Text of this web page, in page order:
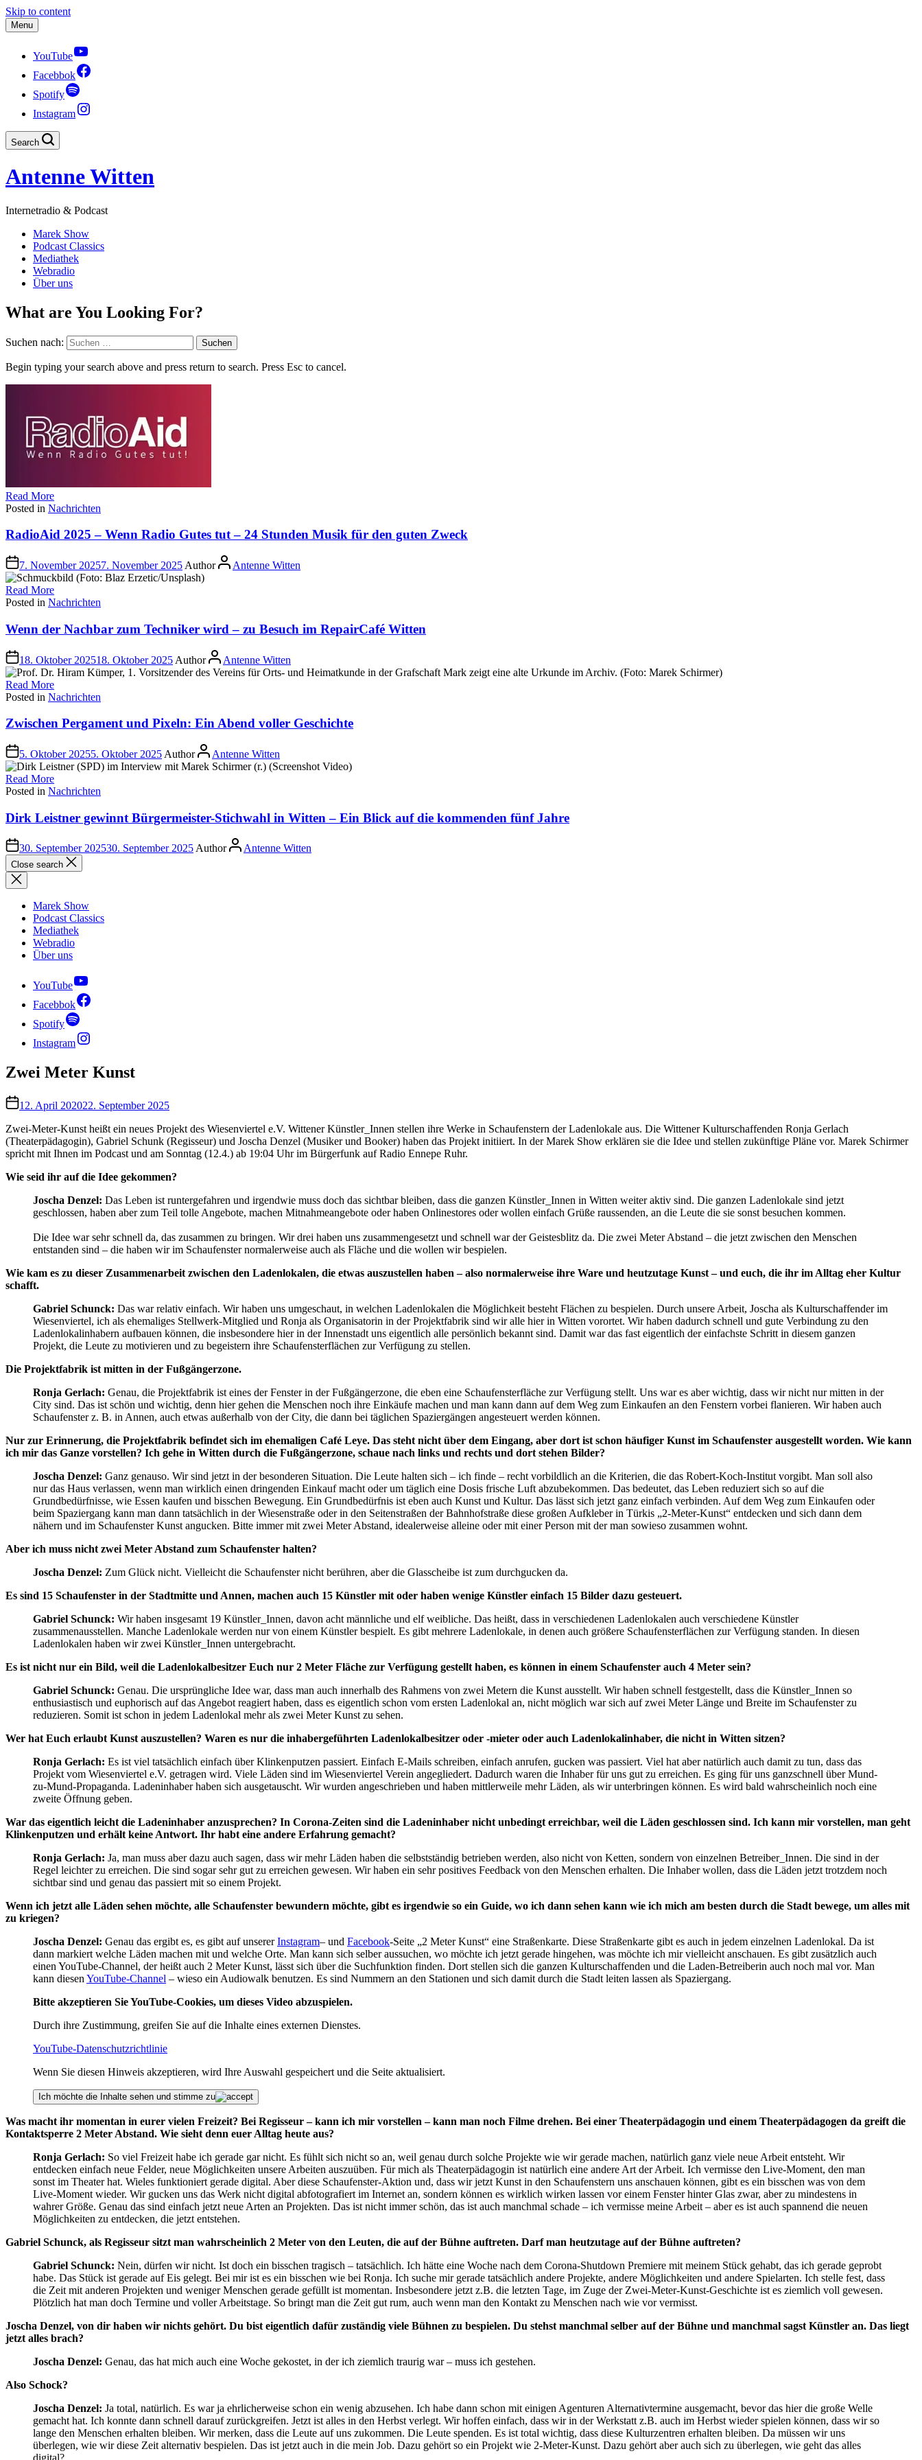
Skip to content
Menu
YouTube
Facebbok
Spotify
Instagram
Search
Antenne Witten
Internetradio & Podcast
Marek Show
Podcast Classics
Mediathek
Webradio
Über uns
What are You Looking For?
Suchen nach:
Begin typing your search above and press return to search. Press Esc to cancel.
Read More
Posted in Nachrichten
RadioAid 2025 – Wenn Radio Gutes tut – 24 Stunden Musik für den guten Zweck
7. November 20257. November 2025 Author Antenne Witten
Read More
Posted in Nachrichten
Wenn der Nachbar zum Techniker wird – zu Besuch im RepairCafé Witten
18. Oktober 202518. Oktober 2025 Author Antenne Witten
Read More
Posted in Nachrichten
Zwischen Pergament und Pixeln: Ein Abend voller Geschichte
5. Oktober 20255. Oktober 2025 Author Antenne Witten
Read More
Posted in Nachrichten
Dirk Leistner gewinnt Bürgermeister-Stichwahl in Witten – Ein Blick auf die kommenden fünf Jahre
30. September 202530. September 2025Author Antenne Witten
Close search
Marek Show
Podcast Classics
Mediathek
Webradio
Über uns
YouTube
Facebbok
Spotify
Instagram
Zwei Meter Kunst
12. April 202022. September 2025
Zwei-Meter-Kunst heißt ein neues Projekt des Wiesenviertel e.V. Wittener Künstler_Innen stellen ihre Werke in Schaufenstern der Ladenlokale aus. Die Wittener Kulturschaffenden Ronja Gerlach
(Theaterpädagogin), Gabriel Schunk (Regisseur) und Joscha Denzel (Musiker und Booker) haben das Projekt initiiert. In der Marek Show erklären sie die Idee und stellen zukünftige Pläne vor. Marek Schirmer
spricht mit Ihnen im Podcast und am Sonntag (12.4.) ab 19:04 Uhr im Bürgerfunk auf Radio Ennepe Ruhr.
Wie seid ihr auf die Idee gekommen?
Joscha Denzel: Das Leben ist runtergefahren und irgendwie muss doch das sichtbar bleiben, dass die ganzen Künstler_Innen in Witten weiter aktiv sind. Die ganzen Ladenlokale sind jetzt
geschlossen, haben aber zum Teil tolle Angebote, machen Mitnahmeangebote oder haben Onlinestores oder wollen einfach Grüße raussenden, an die Leute die sie sonst besuchen kommen.
Die Idee war sehr schnell da, das zusammen zu bringen. Wir drei haben uns zusammengesetzt und schnell war der Geistesblitz da. Die zwei Meter Abstand – die jetzt zwischen den Menschen
entstanden sind – die haben wir im Schaufenster normalerweise auch als Fläche und die wollen wir bespielen.
Wie kam es zu dieser Zusammenarbeit zwischen den Ladenlokalen, die etwas auszustellen haben – also normalerweise ihre Ware und heutzutage Kunst – und euch, die ihr im Alltag eher Kultur
schafft.
Gabriel Schunck: Das war relativ einfach. Wir haben uns umgeschaut, in welchen Ladenlokalen die Möglichkeit besteht Flächen zu bespielen. Durch unsere Arbeit, Joscha als Kulturschaffender im
Wiesenviertel, ich als ehemaliges Stellwerk-Mitglied und Ronja als Organisatorin in der Projektfabrik sind wir alle hier in Witten vorortet. Wir haben dadurch schnell und gute Verbindung zu den
Ladenlokalinhabern aufbauen können, die insbesondere hier in der Innenstadt uns eigentlich alle persönlich bekannt sind. Damit war das fast eigentlich der einfachste Schritt in diesem ganzen
Projekt, die Leute zu motivieren und zu begeistern ihre Schaufensterflächen zur Verfügung zu stellen.
Die Projektfabrik ist mitten in der Fußgängerzone.
Ronja Gerlach: Genau, die Projektfabrik ist eines der Fenster in der Fußgängerzone, die eben eine Schaufensterfläche zur Verfügung stellt. Uns war es aber wichtig, dass wir nicht nur mitten in der
City sind. Das ist schön und wichtig, denn hier gehen die Menschen noch ihre Einkäufe machen und man kann dann auf dem Weg zum Einkaufen an den Fenstern vorbei flanieren. Wir haben auch
Schaufenster z. B. in Annen, auch etwas außerhalb von der City, die dann bei täglichen Spaziergängen angesteuert werden können.
Nur zur Erinnerung, die Projektfabrik befindet sich im ehemaligen Café Leye. Das steht nicht über dem Eingang, aber dort ist schon häufiger Kunst im Schaufenster ausgestellt worden. Wie kann
ich mir das Ganze vorstellen? Ich gehe in Witten durch die Fußgängerzone, schaue nach links und rechts und dort stehen Bilder?
Joscha Denzel: Ganz genauso. Wir sind jetzt in der besonderen Situation. Die Leute halten sich – ich finde – recht vorbildlich an die Kriterien, die das Robert-Koch-Institut vorgibt. Man soll also
nur das Haus verlassen, wenn man wirklich einen dringenden Einkauf macht oder um täglich eine Dosis frische Luft abzubekommen. Das bedeutet, das Leben reduziert sich so auf die
Grundbedürfnisse, wie Essen kaufen und bisschen Bewegung. Ein Grundbedürfnis ist eben auch Kunst und Kultur. Das lässt sich jetzt ganz einfach verbinden. Auf dem Weg zum Einkaufen oder
beim Spaziergang kann man dann tatsächlich in der Wiesenstraße oder in den Seitenstraßen der Bahnhofstraße diese großen Aufkleber in Türkis „2-Meter-Kunst“ entdecken und sich dann dem
nähern und im Schaufenster Kunst angucken. Bitte immer mit zwei Meter Abstand, idealerweise alleine oder mit einer Person mit der man sowieso zusammen wohnt.
Aber ich muss nicht zwei Meter Abstand zum Schaufenster halten?
Joscha Denzel: Zum Glück nicht. Vielleicht die Schaufenster nicht berühren, aber die Glasscheibe ist zum durchgucken da.
Es sind 15 Schaufenster in der Stadtmitte und Annen, machen auch 15 Künstler mit oder haben wenige Künstler einfach 15 Bilder dazu gesteuert.
Gabriel Schunck: Wir haben insgesamt 19 Künstler_Innen, davon acht männliche und elf weibliche. Das heißt, dass in verschiedenen Ladenlokalen auch verschiedene Künstler
zusammenausstellen. Manche Ladenlokale werden nur von einem Künstler bespielt. Es gibt mehrere Ladenlokale, in denen auch größere Schaufensterflächen zur Verfügung standen. In diesen
Ladenlokalen haben wir zwei Künstler_Innen untergebracht.
Es ist nicht nur ein Bild, weil die Ladenlokalbesitzer Euch nur 2 Meter Fläche zur Verfügung gestellt haben, es können in einem Schaufenster auch 4 Meter sein?
Gabriel Schunck: Genau. Die ursprüngliche Idee war, dass man auch innerhalb des Rahmens von zwei Metern die Kunst ausstellt. Wir haben schnell festgestellt, dass die Künstler_Innen so
enthusiastisch und euphorisch auf das Angebot reagiert haben, dass es eigentlich schon vom ersten Ladenlokal an, nicht möglich war sich auf zwei Meter Länge und Breite im Schaufenster zu
reduzieren. Somit ist schon in jedem Ladenlokal mehr als zwei Meter Kunst zu sehen.
Wer hat Euch erlaubt Kunst auszustellen? Waren es nur die inhabergeführten Ladenlokalbesitzer oder -mieter oder auch Ladenlokalinhaber, die nicht in Witten sitzen?
Ronja Gerlach: Es ist viel tatsächlich einfach über Klinkenputzen passiert. Einfach E-Mails schreiben, einfach anrufen, gucken was passiert. Viel hat aber natürlich auch damit zu tun, dass das
Projekt vom Wiesenviertel e.V. getragen wird. Viele Läden sind im Wiesenviertel Verein angegliedert. Dadurch waren die Inhaber für uns gut zu erreichen. Es ging für uns ganzschnell über Mund-
zu-Mund-Propaganda. Ladeninhaber haben sich ausgetauscht. Wir wurden angeschrieben und haben mittlerweile mehr Läden, als wir unterbringen können. Es wird bald wahrscheinlich noch eine
zweite Öffnung geben.
War das eigentlich leicht die Ladeninhaber anzusprechen? In Corona-Zeiten sind die Ladeninhaber nicht unbedingt erreichbar, weil die Läden geschlossen sind. Ich kann mir vorstellen, man geht
Klinkenputzen und erhält keine Antwort. Ihr habt eine andere Erfahrung gemacht?
Ronja Gerlach: Ja, man muss aber dazu auch sagen, dass wir mehr Läden haben die selbstständig betrieben werden, also nicht von Ketten, sondern von einzelnen Betreiber_Innen. Die sind in der
Regel leichter zu erreichen. Die sind sogar sehr gut zu erreichen gewesen. Wir haben ein sehr positives Feedback von den Menschen erhalten. Die Inhaber wollen, dass die Läden jetzt trotzdem noch
sichtbar sind und genau das passiert mit so einem Projekt.
Wenn ich jetzt alle Läden sehen möchte, alle Schaufenster bewundern möchte, gibt es irgendwie so ein Guide, wo ich dann sehen kann wie ich mich am besten durch die Stadt bewege, um alles mit
zu kriegen?
Joscha Denzel: Genau das ergibt es, es gibt auf unsererInstagram– und Facebook-Seite „2 Meter Kunst“ eine Straßenkarte. Diese Straßenkarte gibt es auch in jedem einzelnen Ladenlokal. Da ist
dann markiert welche Läden machen mit und welche Orte. Man kann sich selber aussuchen, wo möchte ich jetzt gerade hingehen, was möchte ich mir vielleicht anschauen. Es gibt zusätzlich auch
einen YouTube-Channel, der heißt auch 2 Meter Kunst, lässt sich über die Suchfunktion finden. Dort stellen sich die ganzen Kulturschaffenden und die Laden-Betreiberin auch noch mal vor. Man
kann diesen YouTube-Channel – wieso ein Audiowalk benutzen. Es sind Nummern an den Stationen und sich damit durch die Stadt leiten lassen als Spaziergang.
Bitte akzeptieren Sie YouTube-Cookies, um dieses Video abzuspielen.
Durch ihre Zustimmung, greifen Sie auf die Inhalte eines externen Dienstes.
YouTube-Datenschutzrichtlinie
Wenn Sie diesen Hinweis akzeptieren, wird Ihre Auswahl gespeichert und die Seite aktualisiert.
Ich möchte die Inhalte sehen und stimme zu
Was macht ihr momentan in eurer vielen Freizeit? Bei Regisseur – kann ich mir vorstellen – kann man noch Filme drehen. Bei einer Theaterpädagogin und einem Theaterpädagogen da greift die
Kontaktsperre 2 Meter Abstand. Wie sieht denn euer Alltag heute aus?
Ronja Gerlach: So viel Freizeit habe ich gerade gar nicht. Es fühlt sich nicht so an, weil genau durch solche Projekte wie wir gerade machen, natürlich ganz viele neue Arbeit entsteht. Wir
entdecken einfach neue Felder, neue Möglichkeiten unsere Arbeiten auszuüben. Für mich als Theaterpädagogin ist natürlich eine andere Art der Arbeit. Ich vermisse den Live-Moment, den man
sonst im Theater hat. Wieles funktioniert gerade digital. Aber diese Schaufenster-Aktion und, dass wir jetzt Kunst in den Schaufenstern uns anschauen können, gibt es ein bisschen was von dem
Live-Moment wieder. Wir gucken uns das Werk nicht digital abfotografiert im Internet an, sondern können es wirklich wirken lassen vor einem Fenster hinter Glas zwar, aber zu mindestens in
wahrer Größe. Genau das sind einfach jetzt neue Arten an Projekten. Das ist nicht immer schön, das ist auch manchmal schade – ich vermisse meine Arbeit – aber es ist auch spannend die neuen
Möglichkeiten zu entdecken, die jetzt entstehen.
Gabriel Schunck, als Regisseur sitzt man wahrscheinlich 2 Meter von den Leuten, die auf der Bühne auftreten. Darf man heutzutage auf der Bühne auftreten?
Gabriel Schunck: Nein, dürfen wir nicht. Ist doch ein bisschen tragisch – tatsächlich. Ich hätte eine Woche nach dem Corona-Shutdown Premiere mit meinem Stück gehabt, das ich gerade geprobt
habe. Das Stück ist gerade auf Eis gelegt. Bei mir ist es ein bisschen wie bei Ronja. Ich suche mir gerade tatsächlich andere Projekte, andere Möglichkeiten und andere Spielarten. Ich stelle fest, dass
die Zeit mit anderen Projekten und weniger Menschen gerade gefüllt ist momentan. Insbesondere jetzt z.B. die letzten Tage, im Zuge der Zwei-Meter-Kunst-Geschichte ist es ziemlich voll gewesen.
Plötzlich hat man doch Termine und voller Arbeitstage. So bringt man die Zeit gut rum, auch wenn man den Kontakt zu Menschen nach wie vor vermisst.
Joscha Denzel, von dir haben wir nichts gehört. Du bist eigentlich dafür zuständig viele Bühnen zu bespielen. Du stehst manchmal selber auf der Bühne und manchmal sagst Künstler an. Das liegt
jetzt alles brach?
Joscha Denzel: Genau, das hat mich auch eine Woche gekostet, in der ich ziemlich traurig war – muss ich gestehen.
Also Schock?
Joscha Denzel: Ja total, natürlich. Es war ja ehrlicherweise schon ein wenig abzusehen. Ich habe dann schon mit einigen Agenturen Alternativtermine ausgemacht, bevor das hier die große Welle
gemacht hat. Ich konnte dann schnell darauf zurückgreifen. Jetzt ist alles in den Herbst verlegt. Wir hoffen einfach, dass wir in der Werkstatt z.B. auch im Herbst wieder spielen können, dass wir so
lange den Menschen erhalten bleiben. Wir merken, dass die Leute auf uns zukommen. Die Leute spenden. Es ist total wichtig, dass diese Kulturzentren erhalten bleiben. Da müssen wir uns
überlegen, wie wir diese Zeit alternativ bespielen. Das ist jetzt auch in die mein Job. Dazu gehört so ein Projekt wie 2-Meter-Kunst. Dazu gehört aber auch sich zu überlegen, wie geht das alles